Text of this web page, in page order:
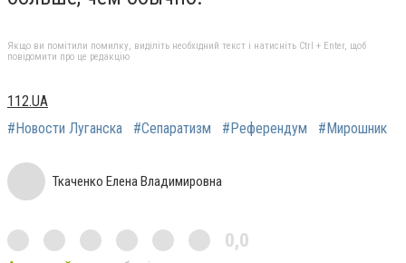
Якщо ви помітили помилку, виділіть необхідний текст і натисніть Ctrl + Enter, щоб
повідомити про це редакцію
112.UA
#Новости Луганска
#Сепаратизм #Референдум #Мирошник
Ткаченко Елена Владимировна
0,0